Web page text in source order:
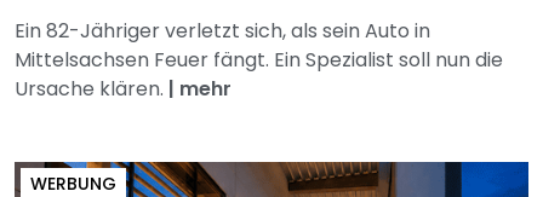
Ein 82-Jähriger verletzt sich, als sein Auto in
Mittelsachsen Feuer fängt. Ein Spezialist soll nun die
Ursache klären. | mehr
WERBUNG